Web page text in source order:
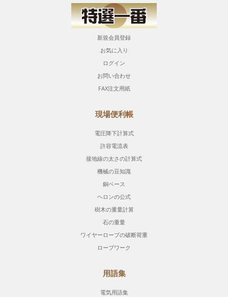
新規会員登録
お気に入り
ログイン
お問い合わせ
FAX注文用紙
現場便利帳
電圧降下計算式
許容電流表
接地線の太さの計算式
機械の豆知識
銅ベース
ヘロンの公式
樹木の重量計算
石の重量
ワイヤーロープの破断荷重
ロープワーク
用語集
電気用語集